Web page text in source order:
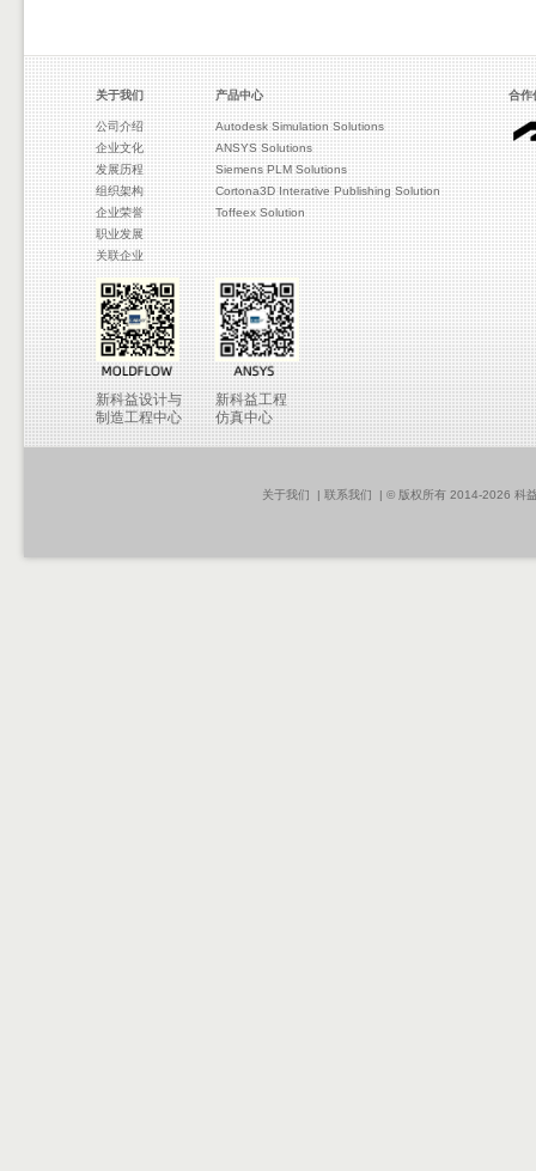
关于我们
公司介绍
企业文化
发展历程
组织架构
企业荣誉
职业发展
关联企业
新科益设计与
制造工程中心
产品中心
Autodesk Simulation Solutions
ANSYS Solutions
Siemens PLM Solutions
Cortona3D Interative Publishing Solution
Toffeex Solution
新科益工程
仿真中心
合作
关于我们 | 联系我们 | © 版权所有 2014-2026 科